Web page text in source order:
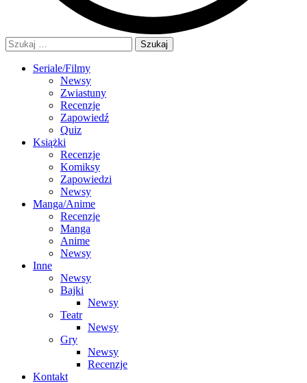
Szukaj:
Seriale/Filmy
Newsy
Zwiastuny
Recenzje
Zapowiedź
Quiz
Książki
Recenzje
Komiksy
Zapowiedzi
Newsy
Manga/Anime
Recenzje
Manga
Anime
Newsy
Inne
Newsy
Bajki
Newsy
Teatr
Newsy
Gry
Newsy
Recenzje
Kontakt